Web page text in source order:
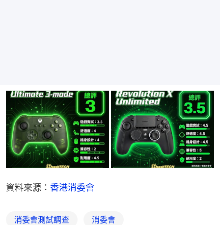
資料來源： 香港消委會
消委會測試調查 消委會